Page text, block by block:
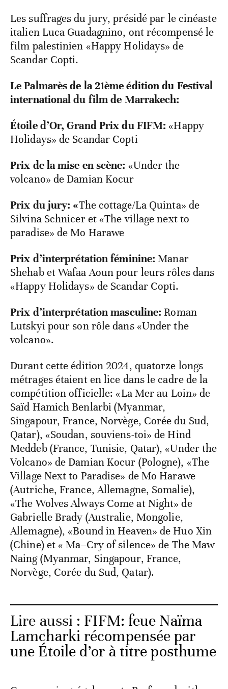
Les suffrages du jury, présidé par le cinéaste
italien Luca Guadagnino, ont récompensé le
film palestinien «Happy Holidays» de
Scandar Copti.
Le Palmarès de la 21ème édition du Festival
international du film de Marrakech:
Étoile d’Or, Grand Prix du FIFM:«Happy
Holidays» de Scandar Copti
Prix de la mise en scène: «Under the
volcano» de Damian Kocur
Prix du jury: «The cottage/La Quinta» de
Silvina Schnicer et «The village next to
paradise» de Mo Harawe
Prix d’interprétation féminine: Manar
Shehab et Wafaa Aoun pour leurs rôles dans
«Happy Holidays» de Scandar Copti.
Prix d’interprétation masculine: Roman
Lutskyi pour son rôle dans «Under the
volcano».
Durant cette édition 2024, quatorze longs
métrages étaient en lice dans le cadre de la
compétition officielle: «La Mer au Loin» de
Saïd Hamich Benlarbi (Myanmar,
Singapour, France, Norvège, Corée du Sud,
Qatar), «Soudan, souviens-toi» de Hind
Meddeb (France, Tunisie, Qatar), «Under the
Volcano» de Damian Kocur (Pologne), «The
Village Next to Paradise» de Mo Harawe
(Autriche, France, Allemagne, Somalie),
«The Wolves Always Come at Night» de
Gabrielle Brady (Australie, Mongolie,
Allemagne), «Bound in Heaven» de Huo Xin
(Chine) et « Ma–Cry of silence» de The Maw
Naing (Myanmar, Singapour, France,
Norvège, Corée du Sud, Qatar).
Lire aussi : FIFM: feue Naïma
Lamcharki récompensée par
une Étoile d’or à titre posthume